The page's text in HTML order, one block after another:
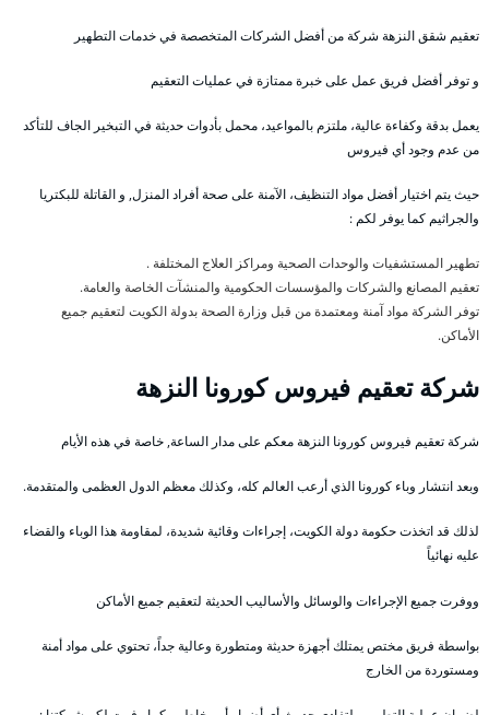
تعقيم شقق النزهة شركة من أفضل الشركات المتخصصة في خدمات التطهير
و توفر أفضل فريق عمل على خبرة ممتازة في عمليات التعقيم
يعمل بدقة وكفاءة عالية، ملتزم بالمواعيد، محمل بأدوات حديثة في التبخير الجاف للتأكد
من عدم وجود أي فيروس
حيث يتم اختيار أفضل مواد التنظيف، الآمنة على صحة أفراد المنزل, و القاتلة للبكتريا
والجراثيم كما يوفر لكم :
تطهير المستشفيات والوحدات الصحية ومراكز العلاج المختلفة .
تعقيم المصانع والشركات والمؤسسات الحكومية والمنشآت الخاصة والعامة.
توفر الشركة مواد آمنة ومعتمدة من قبل وزارة الصحة بدولة الكويت لتعقيم جميع
الأماكن.
شركة تعقيم فيروس كورونا النزهة
شركة تعقيم فيروس كورونا النزهة معكم على مدار الساعة, خاصة في هذه الأيام
وبعد انتشار وباء كورونا الذي أرعب العالم كله، وكذلك معظم الدول العظمى والمتقدمة.
لذلك قد اتخذت حكومة دولة الكويت، إجراءات وقائية شديدة، لمقاومة هذا الوباء والقضاء
عليه نهائياً
ووفرت جميع الإجراءات والوسائل والأساليب الحديثة لتعقيم جميع الأماكن
بواسطة فريق مختص يمتلك أجهزة حديثة ومتطورة وعالية جداً، تحتوي على مواد أمنة
ومستوردة من الخارج